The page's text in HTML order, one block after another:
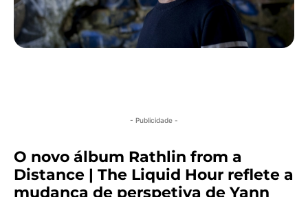
- Publicidade -
O novo álbum Rathlin from a
Distance | The Liquid Hour reflete a
mudança de perspetiva de Yann